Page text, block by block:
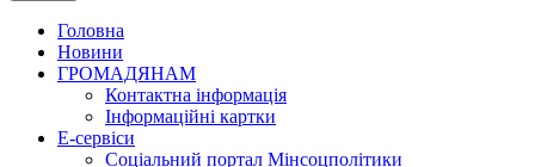
Головна
Новини
ГРОМАДЯНАМ
Контактна інформація
Інформаційні картки
Е-сервіси
Соціальний портал Мінсоцполітики